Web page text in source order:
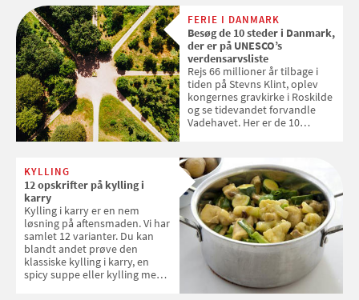
enkle råd til at spare penge på
tøjvasken
FERIE I DANMARK
Besøg de 10 steder i Danmark,
der er på UNESCO’s
verdensarvsliste
Rejs 66 millioner år tilbage i
tiden på Stevns Klint, oplev
kongernes gravkirke i Roskilde
og se tidevandet forvandle
Vadehavet. Her er de 10
KYLLING
12 opskrifter på kylling i
karry
Kylling i karry er en nem
løsning på aftensmaden. Vi har
samlet 12 varianter. Du kan
blandt andet prøve den
klassiske kylling i karry, en
spicy suppe eller kylling med